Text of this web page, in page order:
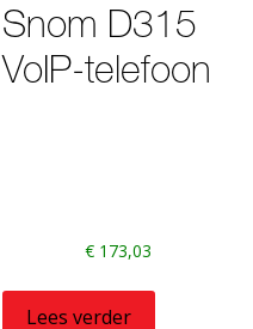
Snom D315
VoIP-telefoon
€173,03
Lees verder